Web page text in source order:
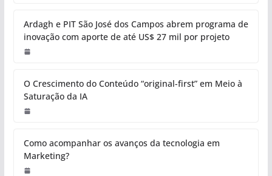
Ardagh e PIT São José dos Campos abrem programa de
inovação com aporte de até US$ 27 mil por projeto
O Crescimento do Conteúdo “original-first” em Meio à
Saturação da IA
Como acompanhar os avanços da tecnologia em
Marketing?